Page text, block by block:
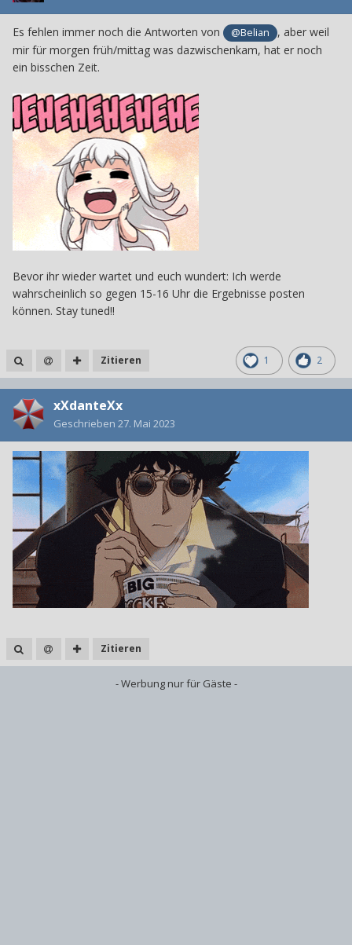
Es fehlen immer noch die Antworten von @Belian
, aber weil
mir für morgen früh/mittag was dazwischenkam, hat er noch
ein bisschen Zeit.
Bevor ihr wieder wartet und euch wundert: Ich werde
wahrscheinlich so gegen 15-16 Uhr die Ergebnisse posten
können. Stay tuned!!
1 2
Zitieren
xXdanteXx
Geschrieben 27. Mai 2023
Zitieren
- Werbung nur für Gäste -